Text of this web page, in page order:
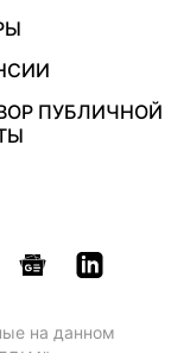
ПУБЛИЧНОЙ
на данном